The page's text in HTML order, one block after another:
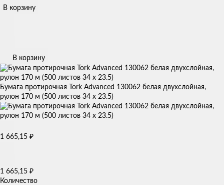
В корзину
В корзину
Бумага протирочная Tork Advanced 130062 белая двухслойная,
рулон 170 м (500 листов 34 х 23.5)
1 665,15 ₽
1 665,15 ₽
Количество